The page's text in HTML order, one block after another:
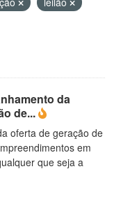
da
de...
oferta de geração de
em
que seja a